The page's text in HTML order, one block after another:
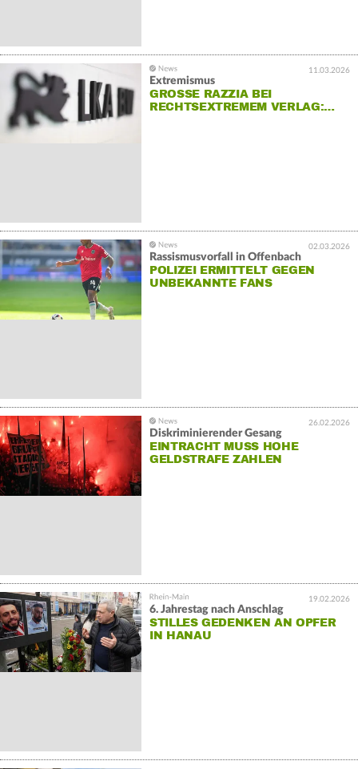
11.03.2026
Extremismus
GROSSE RAZZIA BEI R
ECHTSEXTREMEM VERLAG:…
02.03.2026
Rassismusvorfall in Offenbach
POLIZEI ERMITTELT GEGEN
UNBEKANNTE FANS
26.02.2026
Diskriminierender Gesang
EINTRACHT MUSS HOHE
GELDSTRAFE ZAHLEN
19.02.2026
6. Jahrestag nach Anschlag
STILLES GEDENKEN AN OPFER
IN HANAU